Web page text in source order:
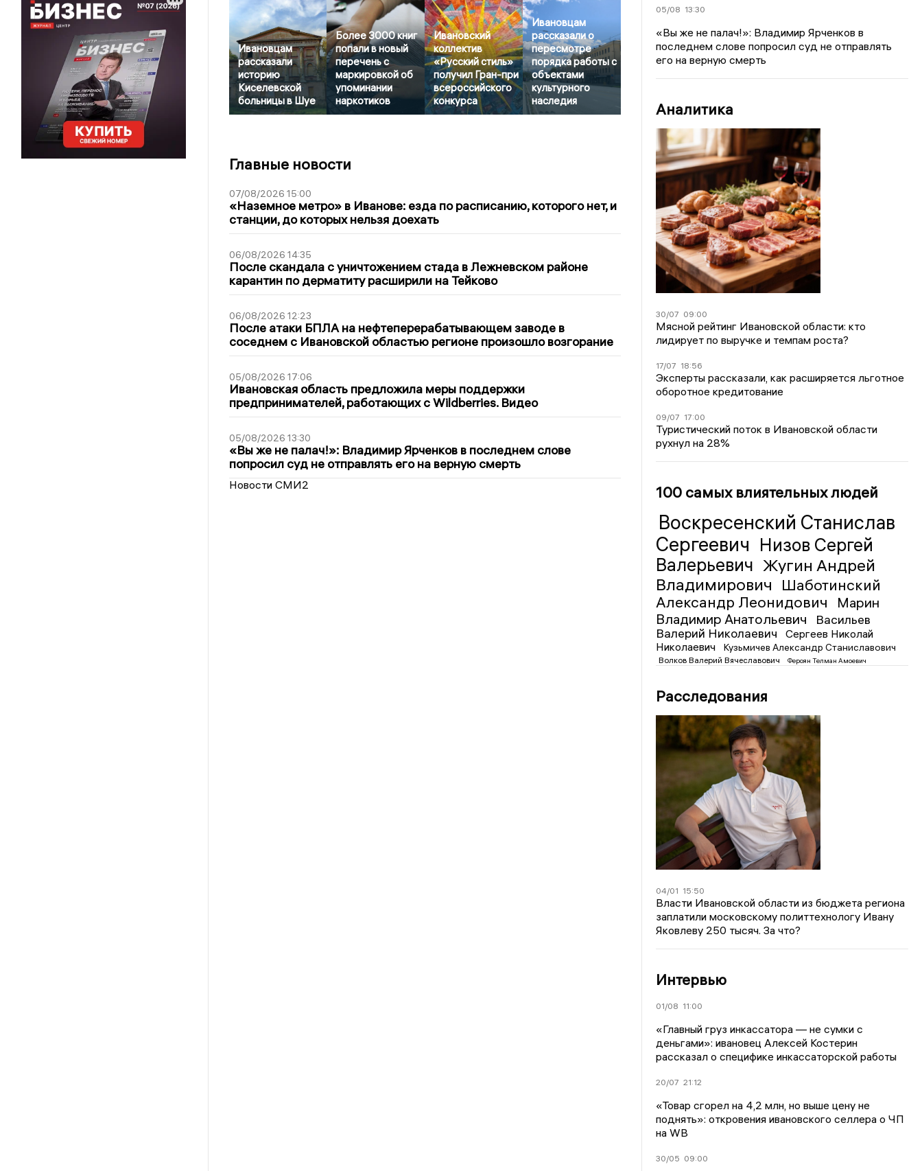
Ивановцам
рассказали
историю
Киселевской
больницы в Шуе
Более 3000 книг
попали в новый
перечень с
маркировкой об
упоминании
наркотиков
Ивановский
коллектив
«Русский стиль»
получил Гран-при
всероссийского
конкурса
Ивановцам
рассказали о
пересмотре
порядка работы с
объектами
культурного
наследия
Главные новости
07/08/2026 15:00
«Наземное метро» в Иванове: езда по расписанию, которого нет, и
станции, до которых нельзя доехать
06/08/2026 14:35
После скандала с уничтожением стада в Лежневском районе
карантин по дерматиту расширили на Тейково
06/08/2026 12:23
После атаки БПЛА на нефтеперерабатывающем заводе в
соседнем с Ивановской областью регионе произошло возгорание
05/08/2026 17:06
Ивановская область предложила меры поддержки
предпринимателей, работающих с Wildberries. Видео
05/08/2026 13:30
«Вы же не палач!»: Владимир Ярченков в последнем слове
попросил суд не отправлять его на верную смерть
Новости СМИ2
05/08 13:30
«Вы же не палач!»: Владимир Ярченков в
последнем слове попросил суд не отправлять
его на верную смерть
Аналитика
30/07 09:00
Мясной рейтинг Ивановской области: кто
лидирует по выручке и темпам роста?
17/07 18:56
Эксперты рассказали, как расширяется льготное
оборотное кредитование
09/07 17:00
Туристический поток в Ивановской области
рухнул на 28%
100 самых влиятельных людей
Воскресенский Станислав
Сергеевич Низов Сергей
Валерьевич Жугин Андрей
Владимирович
Шаботинский
Александр Леонидович
Марин
Владимир Анатольевич
Васильев
Валерий Николаевич
Сергеев Николай
Николаевич
Кузьмичев Александр Станиславович
Волков Валерий Вячеславович Фероян Телман Амоевич
Расследования
04/01 15:50
Власти Ивановской области из бюджета региона
заплатили московскому политтехнологу Ивану
Яковлеву 250 тысяч. За что?
Интервью
01/08 11:00
«Главный груз инкассатора — не сумки с
деньгами»: ивановец Алексей Костерин
рассказал о специфике инкассаторской работы
20/07 21:12
«Товар сгорел на 4,2 млн, но выше цену не
поднять»: откровения ивановского селлера о ЧП
на WB
30/05 09:00